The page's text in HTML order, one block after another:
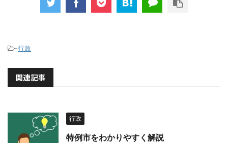
-行政
関連記事
行政
特例市をわかりやすく解説